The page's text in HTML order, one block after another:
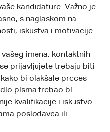
kandidature. Važno je
s naglaskom na
iskustva i motivacije.
imena, kontaktnih
prijavljujete trebaju biti
bi olakšale proces
pisma trebao bi
kvalifikacije i iskustvo
poslodavca ili